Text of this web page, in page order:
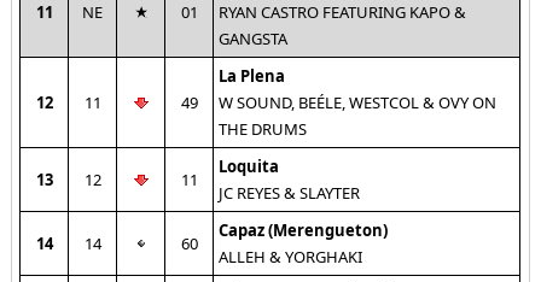
11 NE 01
RYAN CASTRO FEATURING KAPO &
GANGSTA
12 11 49
La Plena
W SOUND, BEÉLE, WESTCOL & OVY ON
THE DRUMS
13 12 11
Loquita
JC REYES & SLAYTER
14 14 60
Capaz (Merengueton)
ALLEH & YORGHAKI